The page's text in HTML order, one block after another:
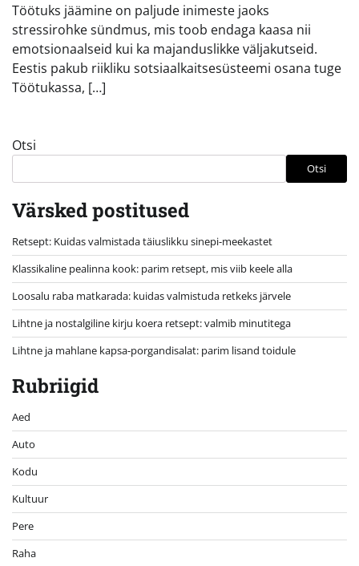
Töötuks jäämine on paljude inimeste jaoks
stressirohke sündmus, mis toob endaga kaasa nii
emotsionaalseid kui ka majanduslikke väljakutseid.
Eestis pakub riikliku sotsiaalkaitsesüsteemi osana tuge
Töötukassa, […]
Otsi
Otsi
Värsked postitused
Retsept: Kuidas valmistada täiuslikku sinepi-meekastet
Klassikaline pealinna kook: parim retsept, mis viib keele alla
Loosalu raba matkarada: kuidas valmistuda retkeks järvele
Lihtne ja nostalgiline kirju koera retsept: valmib minutitega
Lihtne ja mahlane kapsa-porgandisalat: parim lisand toidule
Rubriigid
Aed
Auto
Kodu
Kultuur
Pere
Raha